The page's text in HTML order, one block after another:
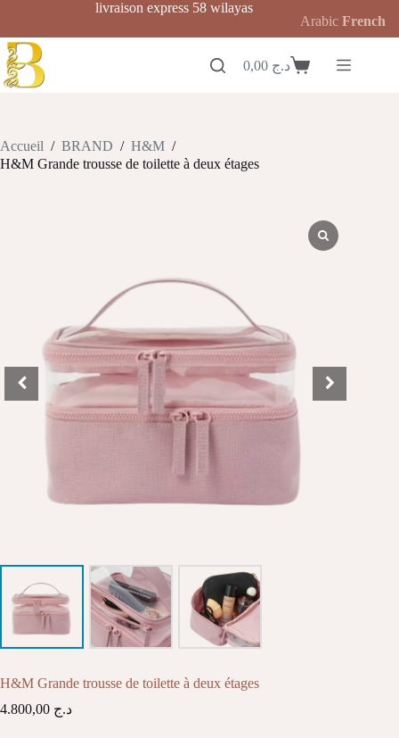
contenu
livraison express 58 wilayas
Panierد.ج
Accueil / BRAND / H&M /
H&M Grande trousse de toilette à deux étages
H&M Grande trousse de toilette à deux étages
د.ج
Arabic French